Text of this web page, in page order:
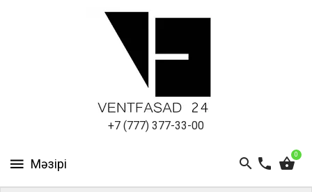
+7 (777) 377-33-00
0
ПАНЕЛИ